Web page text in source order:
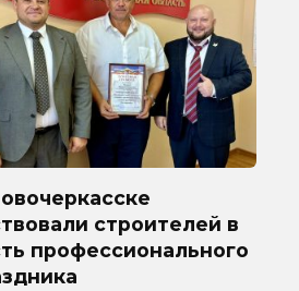
строителей в
профессионального